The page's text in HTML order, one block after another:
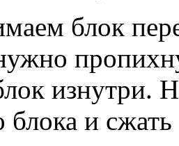
блок
изнутри.
блока и